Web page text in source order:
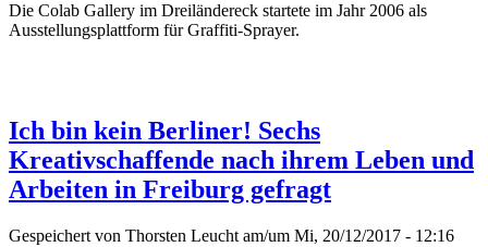
Die Colab Gallery im Dreiländereck startete im Jahr 2006 als
Ausstellungsplattform für Graffiti-Sprayer.
Ich bin kein Berliner! Sechs
Kreativschaffende nach ihrem Leben und
Arbeiten in Freiburg gefragt
Gespeichert von Thorsten Leucht am/um Mi, 20/12/2017 - 12:16